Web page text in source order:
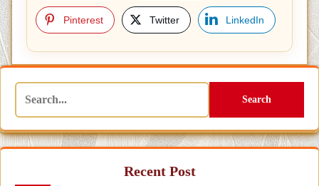
Pinterest Twitter LinkedIn
navigation
Search
Recent Post